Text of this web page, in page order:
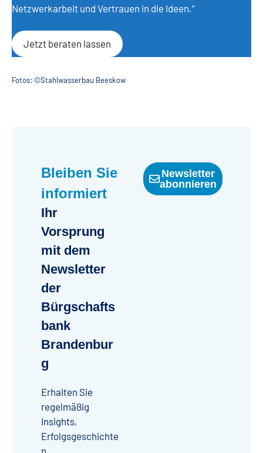
Netzwerkarbeit und Vertrauen in die Ideen.“
Jetzt beraten lassen
Fotos: ©Stahlwasserbau Beeskow
Bleiben Sie
informiert
Ihr
Vorsprung
mit dem
Newsletter
der
Bürgschafts
bank
Brandenbur
g
Erhalten Sie
regelmäßig
Insights,
Erfolgsgeschichte
n,
Newsletter
abonnieren